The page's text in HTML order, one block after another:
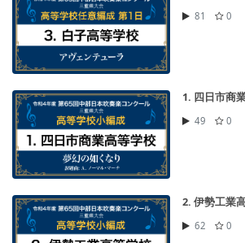
81 0
1. 四日市商
49 0
2. 伊勢工業
62 0